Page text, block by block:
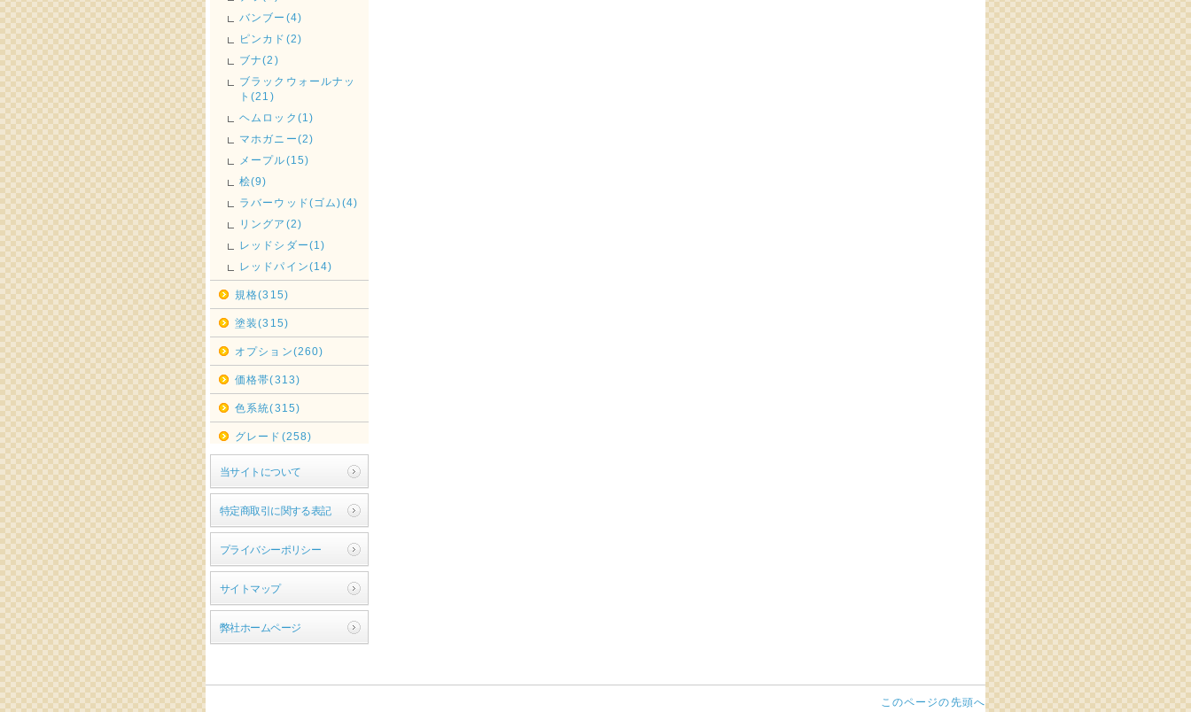
バンブー(4)
ピンカド(2)
ブナ(2)
ブラックウォールナッ
ト(21)
ヘムロック(1)
マホガニー(2)
メープル(15)
桧(9)
ラバーウッド(ゴム)(4)
リングア(2)
レッドシダー(1)
レッドパイン(14)
規格(315)
塗装(315)
オプション(260)
価格帯(313)
色系統(315)
グレード(258)
当サイトについて
特定商取引に関する表記
プライバシーポリシー
サイトマップ
弊社ホームページ
このページの先頭へ